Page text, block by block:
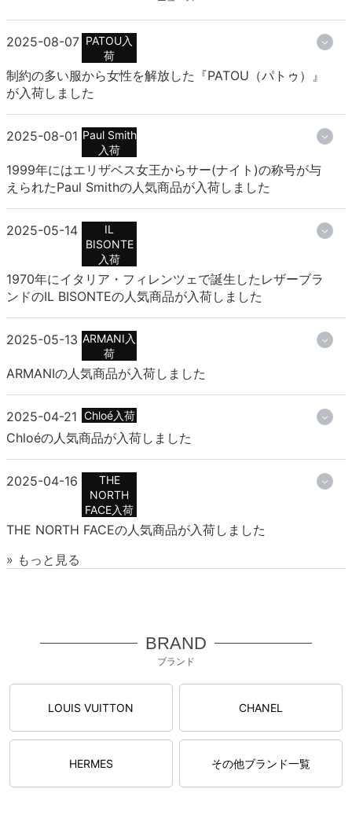
2025-08-07 PATOU入
荷
制約の多い服から女性を解放した『PATOU（パトゥ）』
が入荷しました
2025-08-01 Paul Smith
入荷
1999年にはエリザベス女王からサー(ナイト)の称号が与
えられたPaul Smithの人気商品が入荷しました
2025-05-14
IL
BISONTE
入荷
1970年にイタリア・フィレンツェで誕生したレザーブラ
ンドのIL BISONTEの人気商品が入荷しました
2025-05-13 ARMANI入
荷
ARMANIの人気商品が入荷しました
2025-04-21 Chloé入荷
Chloéの人気商品が入荷しました
2025-04-16
THE
NORTH
FACE入荷
THE NORTH FACEの人気商品が入荷しました
» もっと見る
BRAND
ブランド
LOUIS VUITTON CHANEL
HERMES その他ブランド一覧